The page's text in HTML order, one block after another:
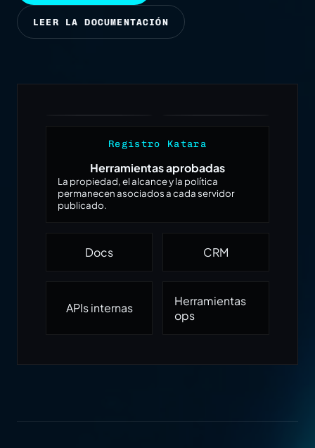
LEER LA DOCUMENTACIÓN
Registro Katara
Herramientas aprobadas
La propiedad, el alcance y la política
permanecen asociados a cada servidor
publicado.
Docs CRM
APIs internas
Herramientas
ops